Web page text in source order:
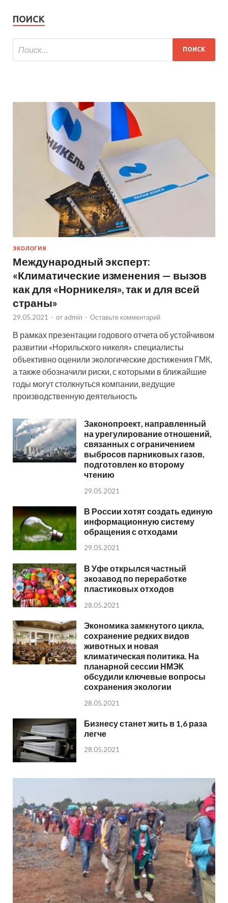
ПОИСК
ЭКОЛОГИЯ
Международный эксперт:
«Климатические изменения — вызов
как для «Норникеля», так и для всей
страны»
29.05.2021 - от admin - Оставьте комментарий
В рамках презентации годового отчета об устойчивом
развитии «Норильского никеля» специалисты
объективно оценили экологические достижения ГМК,
а также обозначили риски, с которыми в ближайшие
годы могут столкнуться компании, ведущие
производственную деятельность
Законопроект, направленный
на урегулирование отношений,
связанных с ограничением
выбросов парниковых газов,
подготовлен ко второму
чтению
29.05.2021
В России хотят создать единую
информационную систему
обращения с отходами
29.05.2021
В Уфе открылся частный
экозавод по переработке
пластиковых отходов
28.05.2021
Экономика замкнутого цикла,
сохранение редких видов
животных и новая
климатическая политика. На
планарной сессии НМЭК
обсудили ключевые вопросы
сохранения экологии
28.05.2021
Бизнесу станет жить в 1,6 раза
легче
28.05.2021